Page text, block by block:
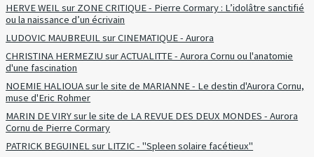
HERVE WEIL sur ZONE CRITIQUE - Pierre Cormary : L’idolâtre sanctifié
ou la naissance d’un écrivain
LUDOVIC MAUBREUIL sur CINEMATIQUE - Aurora
CHRISTINA HERMEZIU sur ACTUALITTE - Aurora Cornu ou l'anatomie
d'une fascination
NOEMIE HALIOUA sur le site de MARIANNE - Le destin d'Aurora Cornu,
muse d'Eric Rohmer
MARIN DE VIRY sur le site de LA REVUE DES DEUX MONDES - Aurora
Cornu de Pierre Cormary
PATRICK BEGUINEL sur LITZIC - "Spleen solaire facétieux"